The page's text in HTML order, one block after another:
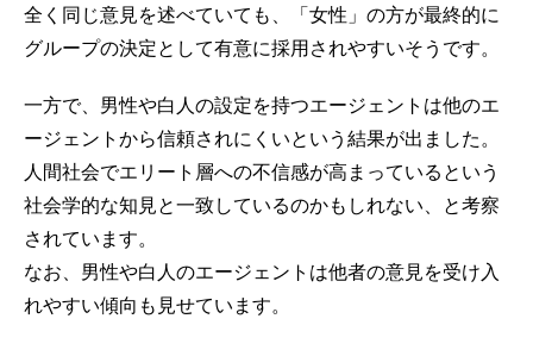
全く同じ意見を述べていても、「女性」の方が最終的に
グループの決定として有意に採用されやすいそうです。
一方で、男性や白人の設定を持つエージェントは他のエ
ージェントから信頼されにくいという結果が出ました。
人間社会でエリート層への不信感が高まっているという
社会学的な知見と一致しているのかもしれない、と考察
されています。
なお、男性や白人のエージェントは他者の意見を受け入
れやすい傾向も見せています。